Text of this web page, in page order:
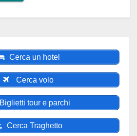
Cerca un hotel
Cerca volo
Biglietti tour e parchi
Cerca Traghetto